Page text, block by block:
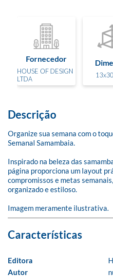
Fornecedor
HOUSE OF DESIGN
LTDA
Descrição
Organize sua semana com o
Semanal Samambaia.
Inspirado na beleza das
página proporciona um layout
compromissos e metas
organizado e estiloso.
Imagem meramente ilustrativa.
Editora
Autor